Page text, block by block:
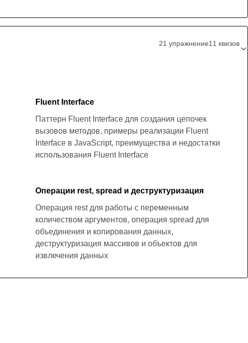
21 упражнение11 квизов
Fluent Interface
Паттерн Fluent Interface для создания цепочек
вызовов методов, примеры реализации Fluent
Interface в JavaScript, преимущества и недостатки
использования Fluent Interface
Операции rest, spread и деструктуризация
Операция rest для работы с переменным
количеством аргументов, операция spread для
объединения и копирования данных,
деструктуризация массивов и объектов для
извлечения данных